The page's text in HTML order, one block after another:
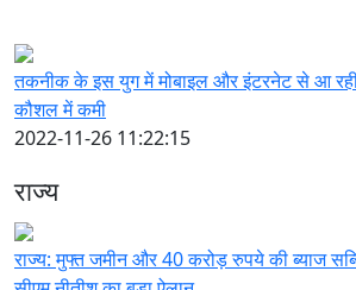
तकनीक के इस युग में मोबाइल और इंटरनेट से आ
कौशल में कमी
2022-11-26 11:22:15
राज्य
राज्य:मुफ्त जमीन और 40 करोड़ रुपये की ब्याज